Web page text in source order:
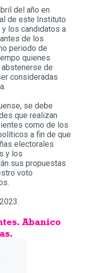
del año en
de este Instituto
los candidatos a
de los
periodo de
quienes
abstenerse de
consideradas
se debe
que realizan
como de los
a fin de que
electorales
y los
sus propuestas
voto
Abanico